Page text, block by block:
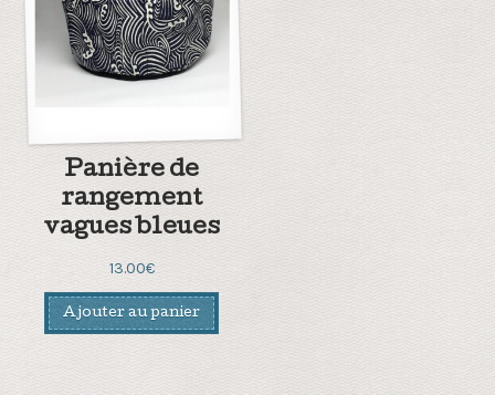
Panière de
rangement
vagues bleues
13.00€
Ajouter au panier